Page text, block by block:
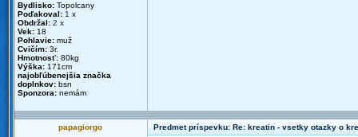
Bydlisko: Topolcany
Poďakoval: 1 x
Obdržal: 2 x
Vek: 18
Pohlavie: muž
Cvičím: 3r.
Hmotnosť: 80kg
Výška: 171cm
najobľúbenejšia značka
doplnkov: bsn
Sponzora: nemám
papagiorgo Predmet príspevku: Re: kreatin - vsetky otazky o